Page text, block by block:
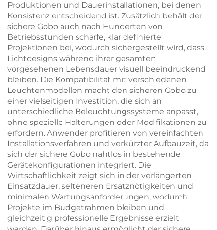
Produktionen und Dauerinstallationen, bei denen
Konsistenz entscheidend ist. Zusätzlich behält der
sichere Gobo auch nach Hunderten von
Betriebsstunden scharfe, klar definierte
Projektionen bei, wodurch sichergestellt wird, dass
Lichtdesigns während ihrer gesamten
vorgesehenen Lebensdauer visuell beeindruckend
bleiben. Die Kompatibilität mit verschiedenen
Leuchtenmodellen macht den sicheren Gobo zu
einer vielseitigen Investition, die sich an
unterschiedliche Beleuchtungssysteme anpasst,
ohne spezielle Halterungen oder Modifikationen zu
erfordern. Anwender profitieren von vereinfachten
Installationsverfahren und verkürzter Aufbauzeit, da
sich der sichere Gobo nahtlos in bestehende
Gerätekonfigurationen integriert. Die
Wirtschaftlichkeit zeigt sich in der verlängerten
Einsatzdauer, selteneren Ersatznötigkeiten und
minimalen Wartungsanforderungen, wodurch
Projekte im Budgetrahmen bleiben und
gleichzeitig professionelle Ergebnisse erzielt